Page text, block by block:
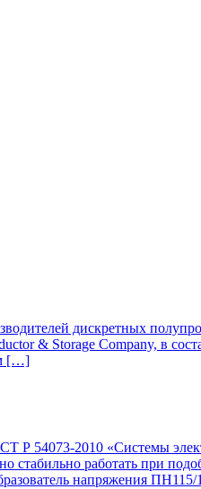
дискретных
& Storage Company, в
[…]
Р 54073-2010 «Системы
стабильно работать при
напряжения